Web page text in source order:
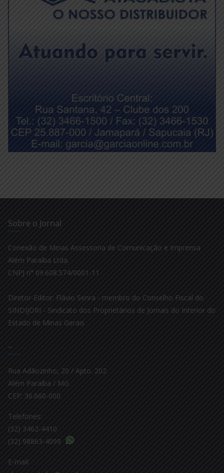
Sobre o Jornal
Conexão de Minas Assessoria de Comunicação e Imprensa
Além Paraíba Ltda.
CNPJ n° 09.608.574/0001-11
Diretor-Editor: Flávio Senra - membro do Conselho Fiscal do
SINDIJORI - Sindicato dos Proprietários de Jornais do Interior do
Estado de Minas Gerais
–
Rua Adãozinho, 20 / Apto. 202
Além Paraíba / MG
CEP: 36.660-000
Telefones:
(32) 3462-4410
(32) 98863-4099
E-mail: